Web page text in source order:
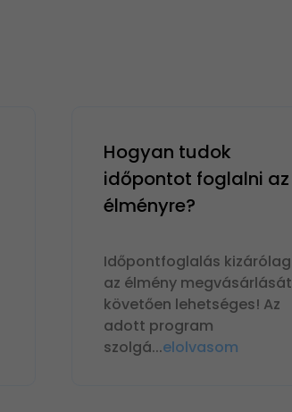
Hogyan tudok
időpontot foglalni az
élményre?
Időpontfoglalás kizárólag
az élmény megvásárlását
követően lehetséges! Az
adott program
szolgá...elolvasom